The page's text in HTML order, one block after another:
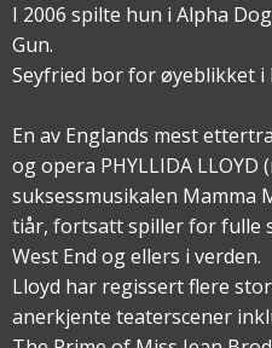
I 2006 spilte hun i Alpha
Gun.
Seyfried bor for øyeblikket i
En av Englands mest
og opera PHYLLIDA
suksessmusikalen Mamma
tiår, fortsatt spiller for fulle
West End og ellers i verden.
Lloyd har regissert flere
anerkjente teaterscener